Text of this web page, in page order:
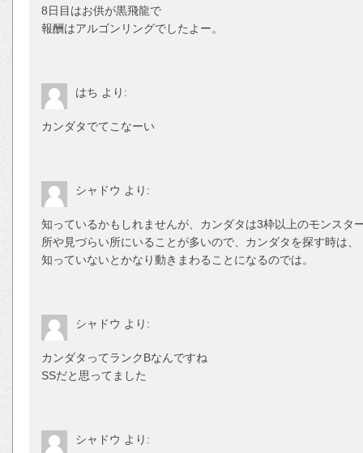
8日目はお供が黒飛龍で
報酬はアルゴンリングでしたよー。
はち より:
カンダタでてこなーい
シャドウ より:
知っているかもしれませんが、カンダタは3枠以上のモンスタ
所や見づらい所にいることが多いので、カンダタを探す時は、
知っていないとかなり動きまわることになるのでは。
シャドウ より:
カンダタってランクBなんですね
SSだと思ってました
シャドウ より: